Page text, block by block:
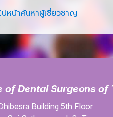
ปหน้าค้นหาผู้เชี่ยวชาญ
of Dental Surgeons of
Building 5th Floor